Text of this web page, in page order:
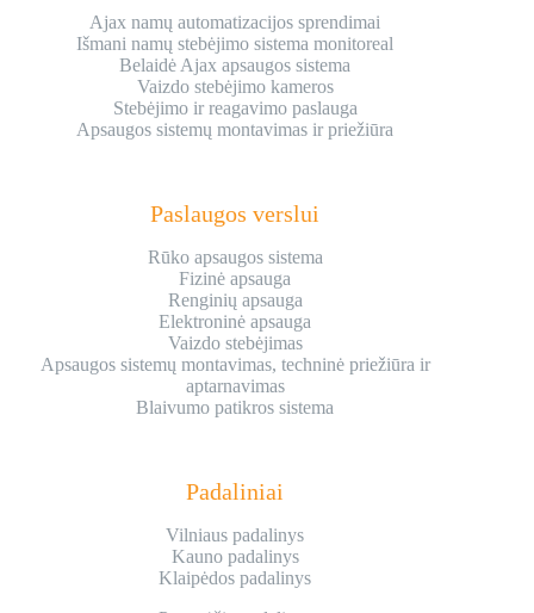
Ajax namų automatizacijos sprendimai
Išmani namų stebėjimo sistema monitoreal
Belaidė Ajax apsaugos sistema
Vaizdo stebėjimo kameros
Stebėjimo ir reagavimo paslauga
Apsaugos sistemų montavimas ir priežiūra
Paslaugos verslui
Rūko apsaugos sistema
Fizinė apsauga
Renginių apsauga
Elektroninė apsauga
Vaizdo stebėjimas
Apsaugos sistemų montavimas, techninė priežiūra ir
aptarnavimas
Blaivumo patikros sistema
Padaliniai
Vilniaus padalinys
Kauno padalinys
Klaipėdos padalinys